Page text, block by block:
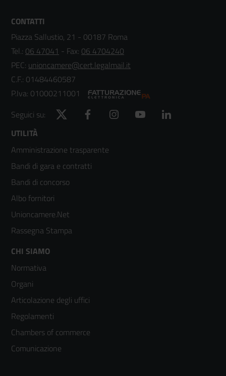
CONTATTI
Piazza Sallustio, 21 - 00187 Roma
Tel.: 06 47041 - Fax: 06 4704240
PEC: unioncamere@cert.legalmail.it
C.F.: 01484460587
P.Iva: 01000211001
Seguici su:
Twitter Facebook Instagram YouTube
Footer
menù
colonna
2
UTILITÀ
Amministrazione trasparente
Bandi di gara e contratti
Bandi di concorso
Albo fornitori
Unioncamere.Net
Rassegna Stampa
Footer
menù
colonna
3
CHI SIAMO
Normativa
Organi
Articolazione degli uffici
Regolamenti
Chambers of commerce
Comunicazione